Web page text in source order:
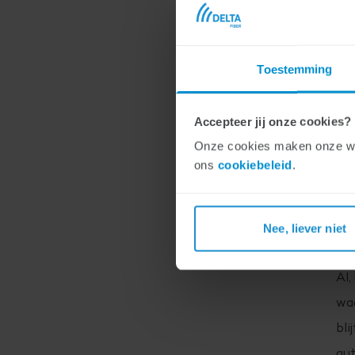
Toestemming
Accepteer jij onze cookies?
Onze cookies maken onze
ons cookiebeleid.
Nee, liever niet